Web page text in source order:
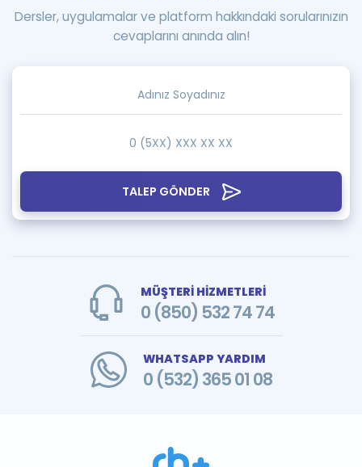
TALEP GÖNDER
Dersler, uygulamalar ve platform hakkındaki sorularınızın
cevaplarını anında alın!
MÜŞTERİ HİZMETLERİ
0 (850) 532 74 74
WHATSAPP YARDIM
0 (532) 365 01 08